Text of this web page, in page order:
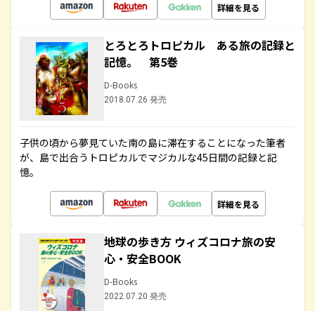
詳細を見る
とろとろトロピカル ある旅の記録と
記憶。 第5巻
D-Books
2018.07.26 発売
子供の頃から夢見ていた南の島に滞在することになった筆者
が、島で出合うトロピカルでマジカルな45日間の記録と記
憶。
詳細を見る
地球の歩き方 ウィズコロナ旅の安
心・安全BOOK
D-Books
2022.07.20 発売